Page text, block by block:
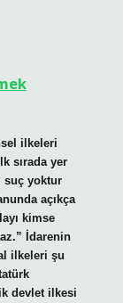
ilkeleri
sırada yer
suç yoktur
açıkça
kimse
İdarenin
ilkeleri şu
devlet ilkesi